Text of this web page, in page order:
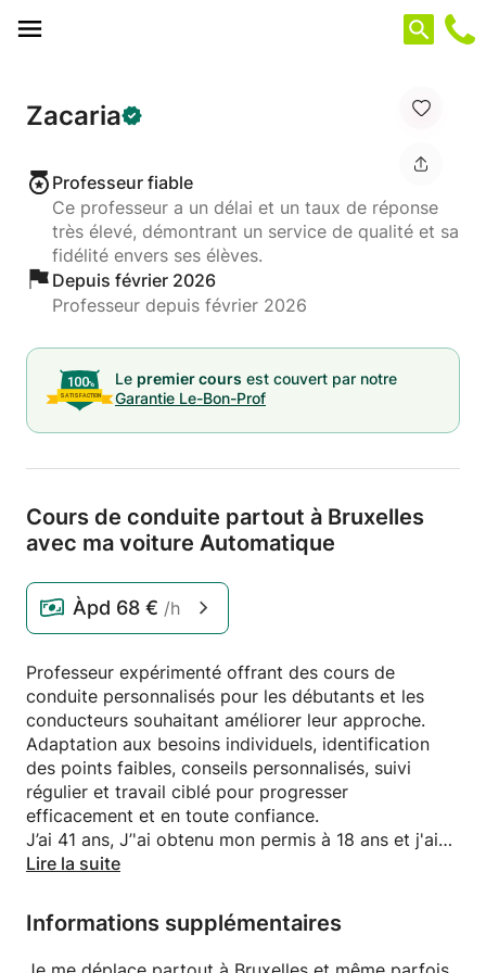
Zacaria
Professeur fiable
Ce professeur a un délai et un taux de réponse
très élevé, démontrant un service de qualité et sa
fidélité envers ses élèves.
Depuis février 2026
Professeur depuis février 2026
Le premier cours est couvert par notre
Garantie Le-Bon-Prof
Cours de conduite partout à Bruxelles
avec ma voiture Automatique
Àpd 68 € /h
Professeur expérimenté offrant des cours de
conduite personnalisés pour les débutants et les
conducteurs souhaitant améliorer leur approche.
Adaptation aux besoins individuels, identification
des points faibles, conseils personnalisés, suivi
régulier et travail ciblé pour progresser
efficacement et en toute confiance.
J’ai 41 ans, J’'ai obtenu mon permis à 18 ans et j'ai
travaillé comme chauffeur de bus pendant 9 ans.
nombreux élèves à conduire, et mon calme à toute
épreuve les rassure. Personne de confiance et
accueillante, je possède une expertise approfondie
Lire la suite
Informations supplémentaires